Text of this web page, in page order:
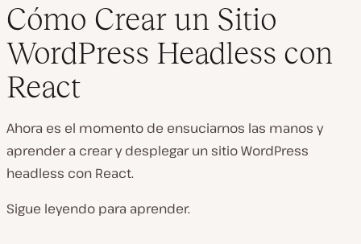
Cómo Crear un Sitio
WordPress Headless con
React
Ahora es el momento de ensuciarnos las manos y
aprender a crear y desplegar un sitio WordPress
headless con React.
Sigue leyendo para aprender.